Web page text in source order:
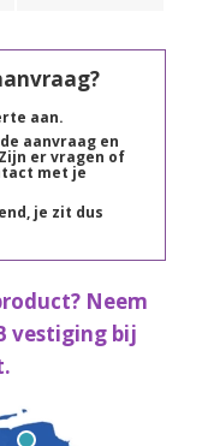
aan.
aanvraag en
er vragen of
met je
je zit dus
Neem
vestiging bij